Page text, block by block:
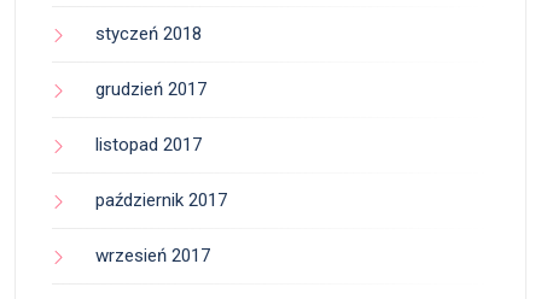
styczeń 2018
grudzień 2017
listopad 2017
październik 2017
wrzesień 2017